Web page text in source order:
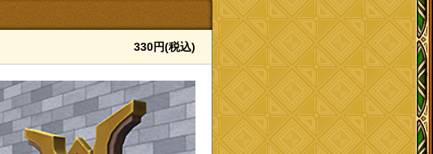
330円(税込)